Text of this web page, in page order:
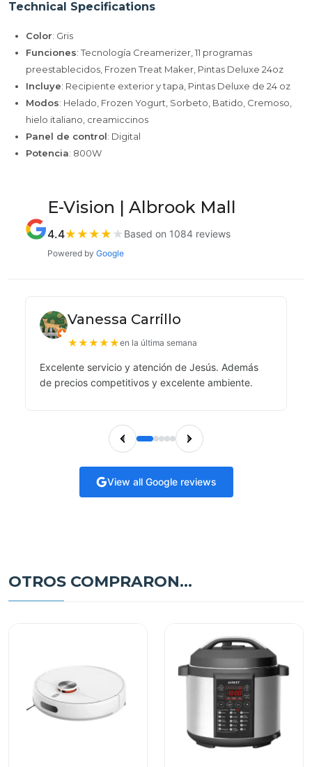
Technical Specifications
Color: Gris
Funciones: Tecnología Creamerizer, 11 programas
preestablecidos, Frozen Treat Maker, Pintas Deluxe 24oz
Incluye: Recipiente exterior y tapa, Pintas Deluxe de 24 oz
Modos: Helado, Frozen Yogurt, Sorbeto, Batido, Cremoso,
hielo italiano, creamiccinos
Panel de control: Digital
Potencia: 800W
E-Vision | Albrook Mall
4.4★ ★ ★ ★ ★ Based on 1084 reviews
Powered by Google
Vanessa Carrillo
★★★★★en la última semana
Excelente servicio y atención de Jesús. Además
de precios competitivos y excelente ambiente.
View all Google reviews
OTROS COMPRARON...